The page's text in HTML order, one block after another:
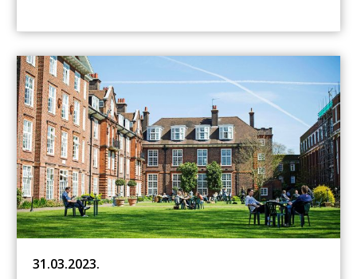
31.03.2023.